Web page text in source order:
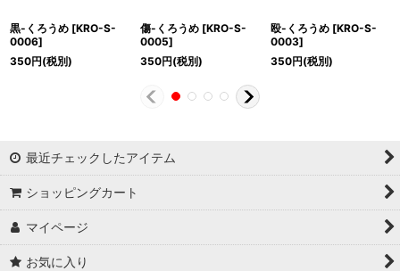
黒-くろうめ [KRO-S-
0006]
350円(税別)
傷-くろうめ [KRO-S-
0005]
350円(税別)
殴-くろうめ [KRO-S-
0003]
350円(税別)
最近チェックしたアイテム
ショッピングカート
マイページ
お気に入り